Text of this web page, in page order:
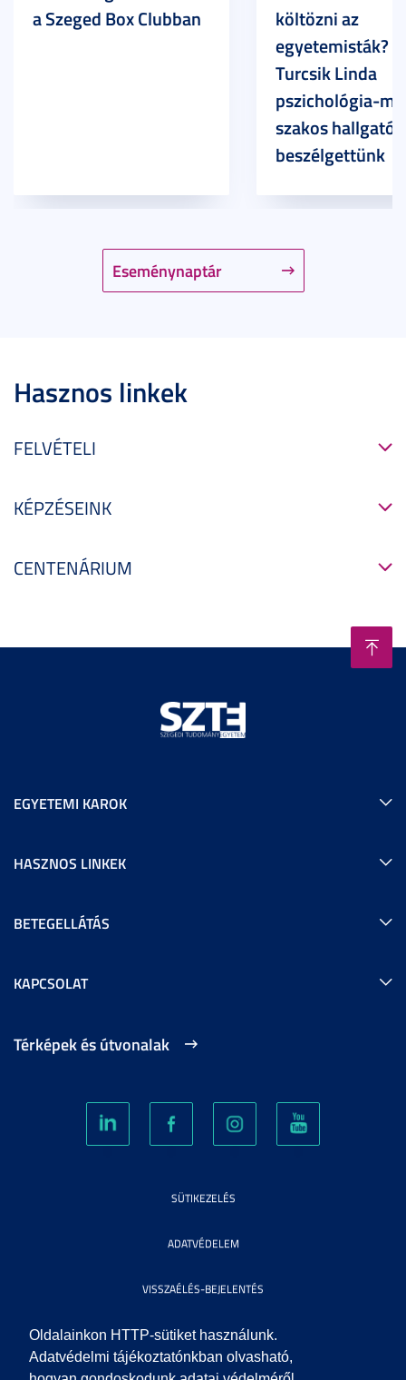
Oldalainkon HTTP-sütiket használunk.
Adatvédelmi tájékoztatónkban olvasható,
Eseménynaptár
a Szeged Box Clubban
költözni az
egyetemisták? –
Turcsik Linda
pszichológia-
szakos
beszélgettünk
Hasznos linkek
FELVÉTELI
KÉPZÉSEINK
CENTENÁRIUM
EGYETEMI KAROK
HASZNOS LINKEK
BETEGELLÁTÁS
KAPCSOLAT
Térképek és útvonalak
SÜTIKEZELÉS
ADATVÉDELEM
VISSZAÉLÉS-BEJELENTÉS
KÖZÉRDEKŰ ADATOK